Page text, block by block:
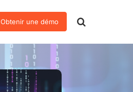
Obtenir une démo